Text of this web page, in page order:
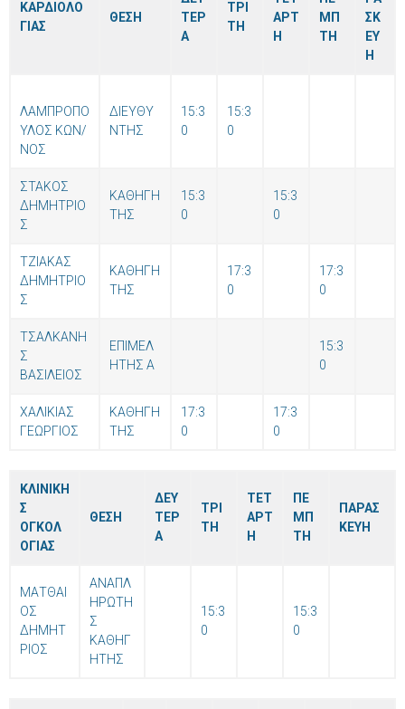
ΚΑΡΔΙΟΛΟ
ΓΙΑΣ
ΘΕΣΗ
ΤΕΡ
Α
ΤΡΙ
ΤΗ
ΑΡΤ
Η
ΜΠ
ΤΗ
ΣΚ
ΕΥ
Η
ΛΑΜΠΡΟΠΟ
ΥΛΟΣ ΚΩΝ/
ΝΟΣ
ΔΙΕΥΘΥ
ΝΤΗΣ
15:3
0
15:3
0
ΣΤΑΚΟΣ
ΔΗΜΗΤΡΙΟ
Σ
ΚΑΘΗΓΗ
ΤΗΣ
15:3
0
15:3
0
ΤΖΙΑΚΑΣ
ΔΗΜΗΤΡΙΟ
Σ
ΚΑΘΗΓΗ
ΤΗΣ
17:3
0
17:3
0
ΤΣΑΛΚΑΝΗ
Σ
ΒΑΣΙΛΕΙΟΣ
ΕΠΙΜΕΛ
ΗΤΗΣ Α
15:3
0
ΧΑΛΙΚΙΑΣ
ΓΕΩΡΓΙΟΣ
ΚΑΘΗΓΗ
ΤΗΣ
17:3
0
17:3
0
ΚΛΙΝΙΚΗ
Σ
ΟΓΚΟΛ
ΟΓΙΑΣ
ΘΕΣΗ
ΔΕΥ
ΤΕΡ
Α
ΤΡΙ
ΤΗ
ΤΕΤ
ΑΡΤ
Η
ΠΕ
ΜΠ
ΤΗ
ΠΑΡΑΣ
ΚΕΥΗ
ΜΑΤΘΑΙ
ΟΣ
ΔΗΜΗΤ
ΡΙΟΣ
ΑΝΑΠΛ
ΗΡΩΤΗ
Σ
ΚΑΘΗΓ
ΗΤΗΣ
15:3
0
15:3
0